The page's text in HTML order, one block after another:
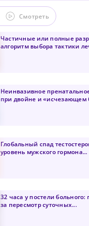
Смотреть
Частичные или полные
алгоритм выбора тактики
Неинвазивное
при двойне и «исчезающем
Глобальный спад
уровень мужского гормона...
32 часа у постели больного:
за пересмотр суточных...